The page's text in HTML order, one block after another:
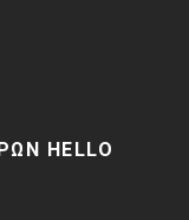
HELLO